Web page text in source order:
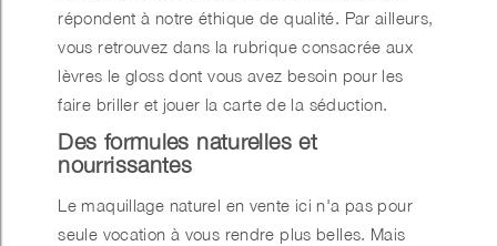
répondent à notre éthique de qualité. Par ailleurs,
vous retrouvez dans la rubrique consacrée aux
lèvres le gloss dont vous avez besoin pour les
faire briller et jouer la carte de la séduction.
Des formules naturelles et
nourrissantes
Le maquillage naturel en vente ici n'a pas pour
seule vocation à vous rendre plus belles. Mais